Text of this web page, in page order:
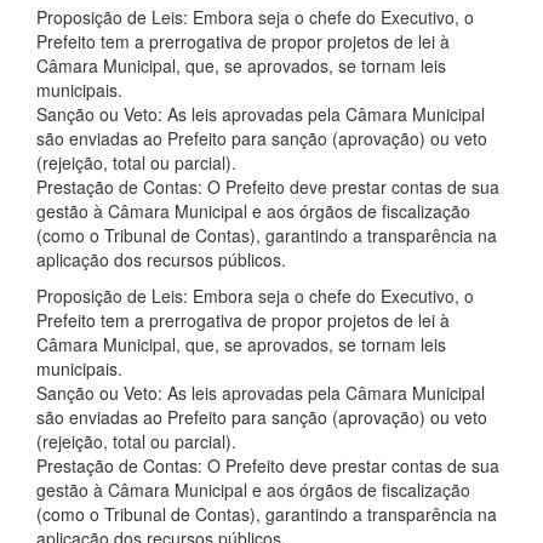
Proposição de Leis: Embora seja o chefe do Executivo, o
Prefeito tem a prerrogativa de propor projetos de lei à
Câmara Municipal, que, se aprovados, se tornam leis
municipais.
Sanção ou Veto: As leis aprovadas pela Câmara Municipal
são enviadas ao Prefeito para sanção (aprovação) ou veto
(rejeição, total ou parcial).
Prestação de Contas: O Prefeito deve prestar contas de sua
gestão à Câmara Municipal e aos órgãos de fiscalização
(como o Tribunal de Contas), garantindo a transparência na
aplicação dos recursos públicos.
Proposição de Leis: Embora seja o chefe do Executivo, o
Prefeito tem a prerrogativa de propor projetos de lei à
Câmara Municipal, que, se aprovados, se tornam leis
municipais.
Sanção ou Veto: As leis aprovadas pela Câmara Municipal
são enviadas ao Prefeito para sanção (aprovação) ou veto
(rejeição, total ou parcial).
Prestação de Contas: O Prefeito deve prestar contas de sua
gestão à Câmara Municipal e aos órgãos de fiscalização
(como o Tribunal de Contas), garantindo a transparência na